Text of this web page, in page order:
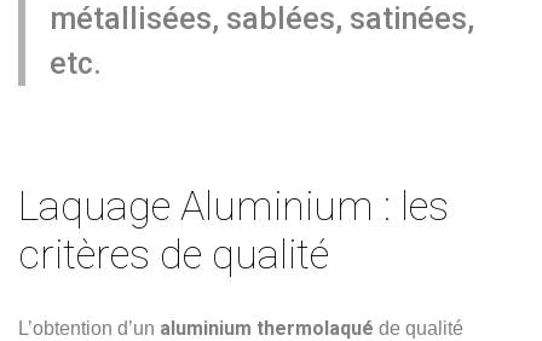
métallisées, sablées, satinées,
etc.
Laquage Aluminium : les
critères de qualité
L’obtention d’un aluminium thermolaqué de qualité